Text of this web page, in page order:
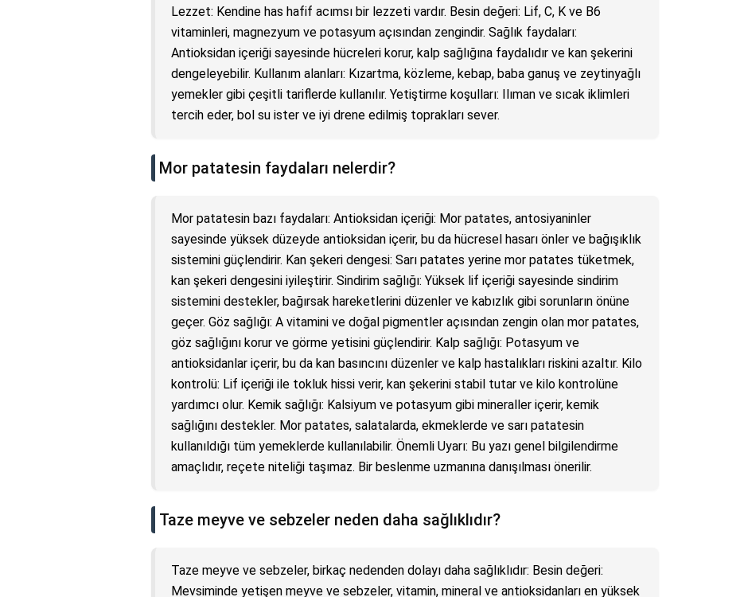
Lezzet: Kendine has hafif acımsı bir lezzeti vardır. Besin değeri: Lif, C, K ve B6
vitaminleri, magnezyum ve potasyum açısından zengindir. Sağlık faydaları:
Antioksidan içeriği sayesinde hücreleri korur, kalp sağlığına faydalıdır ve kan şekerini
dengeleyebilir. Kullanım alanları: Kızartma, közleme, kebap, baba ganuş ve zeytinyağlı
yemekler gibi çeşitli tariflerde kullanılır. Yetiştirme koşulları: Ilıman ve sıcak iklimleri
tercih eder, bol su ister ve iyi drene edilmiş toprakları sever.
Mor patatesin faydaları nelerdir?
Mor patatesin bazı faydaları: Antioksidan içeriği: Mor patates, antosiyaninler
sayesinde yüksek düzeyde antioksidan içerir, bu da hücresel hasarı önler ve bağışıklık
sistemini güçlendirir. Kan şekeri dengesi: Sarı patates yerine mor patates tüketmek,
kan şekeri dengesini iyileştirir. Sindirim sağlığı: Yüksek lif içeriği sayesinde sindirim
sistemini destekler, bağırsak hareketlerini düzenler ve kabızlık gibi sorunların önüne
geçer. Göz sağlığı: A vitamini ve doğal pigmentler açısından zengin olan mor patates,
göz sağlığını korur ve görme yetisini güçlendirir. Kalp sağlığı: Potasyum ve
antioksidanlar içerir, bu da kan basıncını düzenler ve kalp hastalıkları riskini azaltır. Kilo
kontrolü: Lif içeriği ile tokluk hissi verir, kan şekerini stabil tutar ve kilo kontrolüne
yardımcı olur. Kemik sağlığı: Kalsiyum ve potasyum gibi mineraller içerir, kemik
sağlığını destekler. Mor patates, salatalarda, ekmeklerde ve sarı patatesin
kullanıldığı tüm yemeklerde kullanılabilir. Önemli Uyarı: Bu yazı genel bilgilendirme
amaçlıdır, reçete niteliği taşımaz. Bir beslenme uzmanına danışılması önerilir.
Taze meyve ve sebzeler neden daha sağlıklıdır?
Taze meyve ve sebzeler, birkaç nedenden dolayı daha sağlıklıdır: Besin değeri:
Mevsiminde yetişen meyve ve sebzeler, vitamin, mineral ve antioksidanları en yüksek